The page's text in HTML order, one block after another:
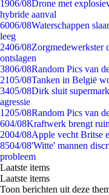
1906/08Drone met
hybride aanval
6006/08Waterschappen
leeg
2406/08Zorgmedewerkster
ontslagen
3806/08Random Pics van
2105/08Tanken in België
3405/08Dirk sluit
agressie
1205/08Random Pics van
604/08Kraftwerk brengt
2004/08Apple vecht Britse
8504/08'Witte' mannen
probleem
Laatste items
Laatste items
Toon berichten uit deze